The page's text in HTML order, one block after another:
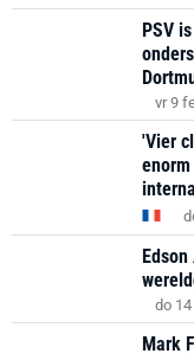
PSV
vr 9
'Vier
do
Mark